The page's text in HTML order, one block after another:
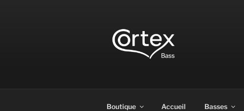
Boutique Accueil Basses